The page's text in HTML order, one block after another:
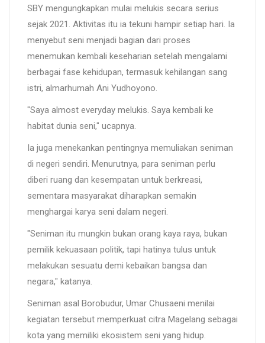
SBY mengungkapkan mulai melukis secara serius
sejak 2021. Aktivitas itu ia tekuni hampir setiap hari. Ia
menyebut seni menjadi bagian dari proses
menemukan kembali keseharian setelah mengalami
berbagai fase kehidupan, termasuk kehilangan sang
istri, almarhumah Ani Yudhoyono.
"Saya almost everyday melukis. Saya kembali ke
habitat dunia seni," ucapnya.
Ia juga menekankan pentingnya memuliakan seniman
di negeri sendiri. Menurutnya, para seniman perlu
diberi ruang dan kesempatan untuk berkreasi,
sementara masyarakat diharapkan semakin
menghargai karya seni dalam negeri.
"Seniman itu mungkin bukan orang kaya raya, bukan
pemilik kekuasaan politik, tapi hatinya tulus untuk
melakukan sesuatu demi kebaikan bangsa dan
negara," katanya.
Seniman asal Borobudur, Umar Chusaeni menilai
kegiatan tersebut memperkuat citra Magelang sebagai
kota yang memiliki ekosistem seni yang hidup.